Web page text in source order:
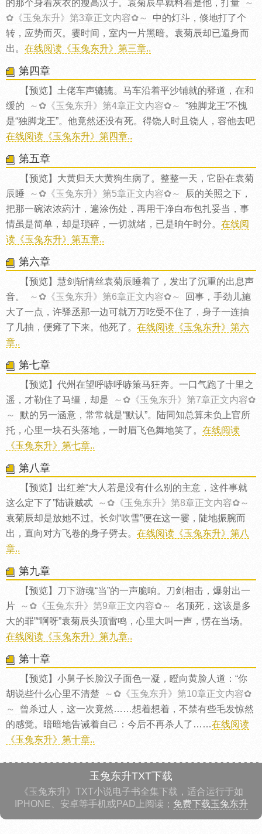
的那个身着灰衣的瘦高汉子。袁菊辰早就料着是他，打量
～
✿《玉兔东升》第3章正文内容✿～
中的灯斗，倏地打了个
转，应势而灭。霎时间，室内一片黑暗。袁菊辰却已遁身而
出。 在线阅读《玉兔东升》第三章..
第四章
【预览】土佬车声辘辘。马车沿着平沙铺就的驿道，在和
缓的
～✿《玉兔东升》第4章正文内容✿～
“独脚龙王”不愧
是“独脚龙王”。他竟然还没有死。得饶人时且饶人，容他去吧
在线阅读《玉兔东升》第四章..
第五章
【预览】大黄归天大黄狗生病了。整整一天，它卧在袁菊
辰睡
～✿《玉兔东升》第5章正文内容✿～
辰的关照之下，
把那一碗浓浓葯汁，遍涂伤处，再用干净白布包扎妥当，事
情虽是简单，却是琐碎，一切就绪，已是晌午时分。 在线阅
读《玉兔东升》第五章..
第六章
【预览】慧剑斩情丝袁菊辰睡着了，发出了沉重的出息声
音。
～✿《玉兔东升》第6章正文内容✿～
回事，手劲儿施
大了一点，许驿丞那一边可就万万吃受不住了，身子一连抽
了几抽，便瘫了下来。他死了。 在线阅读《玉兔东升》第六
章..
第七章
【预览】代州在望呼哧呼哧策马狂奔。一口气跑了十里之
遥，才勒住了马缰，却是
～✿《玉兔东升》第7章正文内容✿
～
默的另一涵意，常常就是“默认”。陆同知总算未负上官所
托，心里一块石头落地，一时眉飞色舞地笑了。 在线阅读
《玉兔东升》第七章..
第八章
【预览】出红差“大人若是没有什么别的主意，这件事就
这么定下了”陆谦贼忒
～✿《玉兔东升》第8章正文内容✿～
袁菊辰却是放她不过。长剑“吹雪”便在这一霎，陡地振腕而
出，直向对方飞卷的身子劈去。 在线阅读《玉兔东升》第八
章..
第九章
【预览】刀下游魂“当”的一声脆响。刀剑相击，爆射出一
片
～✿《玉兔东升》第9章正文内容✿～
名顶死，这该是多
大的罪”“啊呀”袁菊辰头顶雷鸣，心里大叫一声，愣在当场。
在线阅读《玉兔东升》第九章..
第十章
【预览】小舅子长脸汉子面色一凝，瞪向黄脸人道：“你
胡说些什么心里不清楚
～✿《玉兔东升》第10章正文内容✿
～
曾杀过人，这一次竟然……想着想着，不禁有些毛发惊然
的感觉。暗暗地告诫着自己：今后不再杀人了……在线阅读
《玉兔东升》第十章..
玉兔东升TXT下载
《玉兔东升》TXT小说电子书全集下载，适合运行于如
IPHONE、安卓等手机或PAD上阅读； 免费下载玉兔东升